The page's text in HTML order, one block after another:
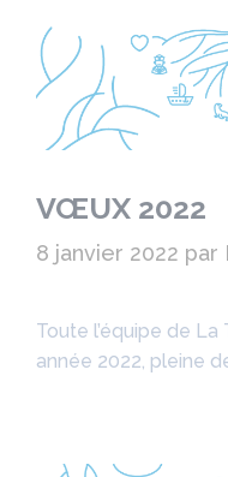
VŒUX 2022
8 janvier 2022 par
Toute l’équipe de
année 2022, pleine